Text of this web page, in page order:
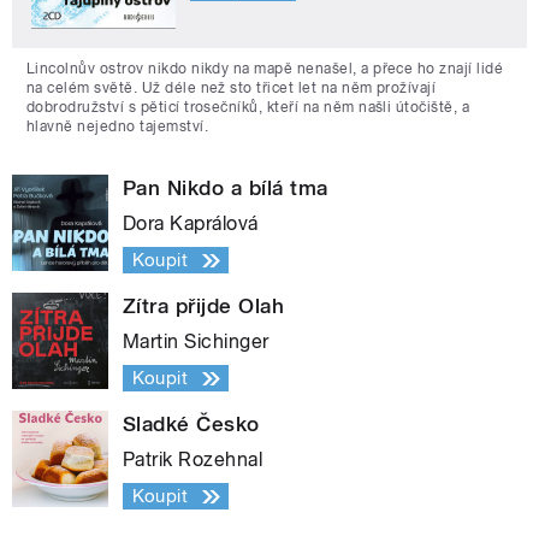
Lincolnův ostrov nikdo nikdy na mapě nenašel, a přece ho znají lidé
na celém světě. Už déle než sto třicet let na něm prožívají
dobrodružství s pěticí trosečníků, kteří na něm našli útočiště, a
hlavně nejedno tajemství.
Pan Nikdo a bílá tma
Dora Kaprálová
Koupit
Zítra přijde Olah
Martin Sichinger
Koupit
Sladké Česko
Patrik Rozehnal
Koupit